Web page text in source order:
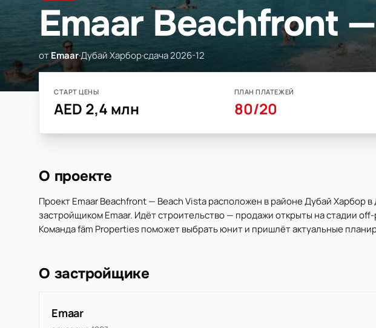
Emaar Beachfront
отEmaar·Дубай Харбор·сдача 2026-12
СТАРТ ЦЕНЫ
AED 2,4 млн
ПЛАН ПЛАТЕЖЕЙ
80/20
О проекте
Проект Emaar Beachfront — Beach Vista расположен в районе Дубай Харбор
застройщиком Emaar. Идёт строительство — продажи открыты на стадии
Команда fäm Properties поможет выбрать юнит и пришлёт актуальные
О застройщике
Emaar